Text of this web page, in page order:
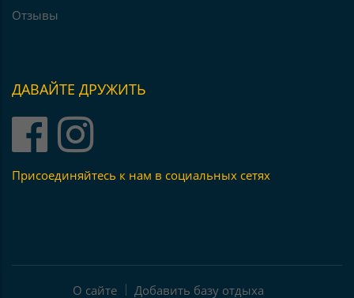
Отзывы
ДАВАЙТЕ ДРУЖИТЬ
Присоединяйтесь к нам в социальных сетях
О сайте Добавить базу отдыха